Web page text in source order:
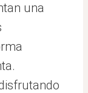
una